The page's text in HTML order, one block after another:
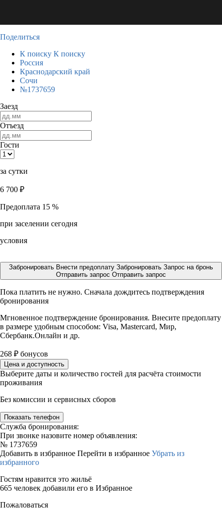
Поделиться
К поиску К поиску
Россия
Краснодарский край
Сочи
№1737659
Заезд
Отъезд
Гости
за сутки
6 700 ₽
Предоплата 15 %
при заселении сегодня
условия
Забронировать Внести предоплату Забронировать Запрос на бронь
Отправить запрос Отправить запрос
Пока платить не нужно. Сначала дождитесь подтверждения
бронирования
Мгновенное подтверждение бронирования. Внесите предоплату
в размере удобным способом: Visa, Mastercard, Мир,
Сбербанк.Онлайн и др.
268 ₽ бонусов
Цена и доступность
Выберите даты и количество гостей для расчёта стоимости
проживания
Без комиссии и сервисных сборов
Показать телефон
Служба бронирования:
При звонке назовите номер объявления:
№ 1737659
Добавить в избранное Перейти в избранное Убрать из
избранного
Гостям нравится это жильё
665 человек добавили его в Избранное
Пожаловаться